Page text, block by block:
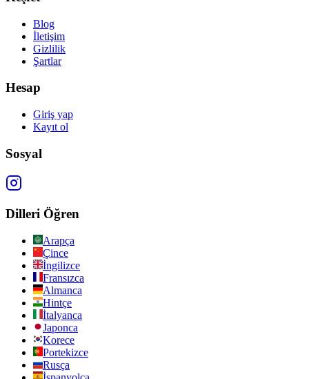
Blog
İletişim
Gizlilik
Şartlar
Hesap
Giriş yap
Kayıt ol
Sosyal
Dilleri Öğren
Arapça
Çince
İngilizce
Fransızca
Almanca
Hintçe
İtalyanca
Japonca
Korece
Portekizce
Rusça